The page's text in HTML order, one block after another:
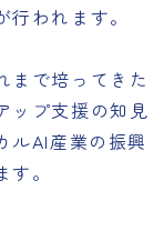
われます。
まで培ってきた
ップ支援の知見
ルAI産業の振興
。